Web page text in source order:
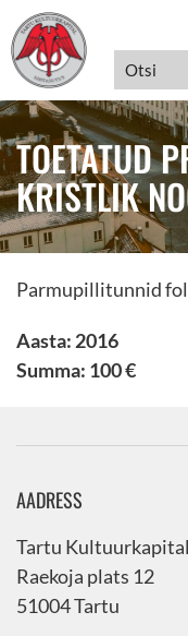
TOETATUD
KRISTLIK
Parmupillitunnid
Aasta: 2016
Summa: 100 €
AADRESS
Tartu Kultuurkapital
Raekoja plats 12
51004 Tartu